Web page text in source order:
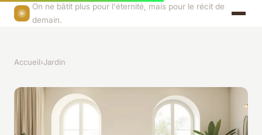
On ne bâtit plus pour l'éternité, mais pour le récit de
demain.
Accueil›Jardin